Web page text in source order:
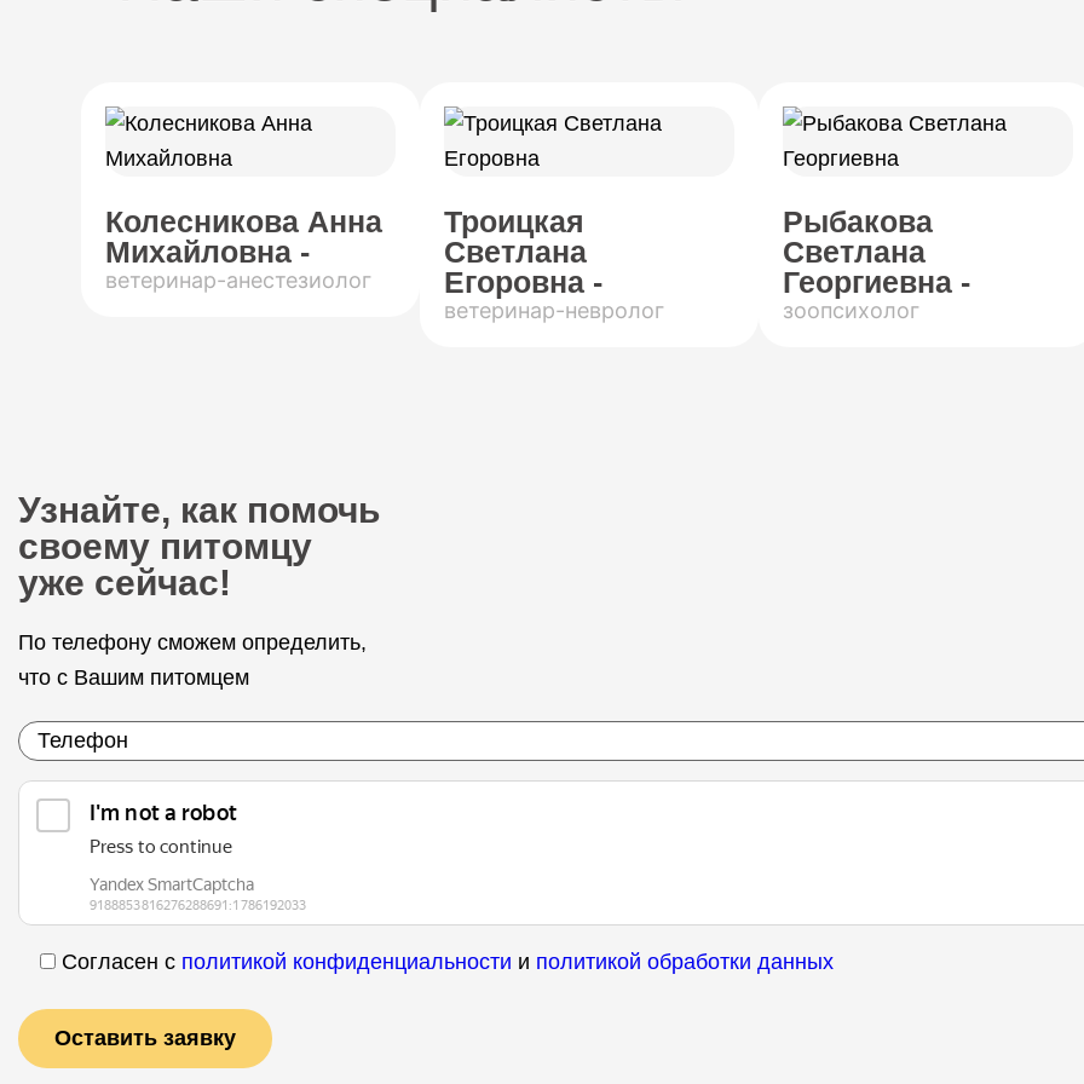
Колесникова Анна
Михайловна -
ветеринар-анестезиолог
Троицкая
Светлана
Егоровна -
ветеринар-невролог
Рыбакова
Светлана
Георгиевна -
зоопсихолог
Узнайте, как помочь
своему питомцу
уже сейчас!
По телефону сможем определить,
что с Вашим питомцем
Согласен с политикой конфиденциальности и политикой обработки данных